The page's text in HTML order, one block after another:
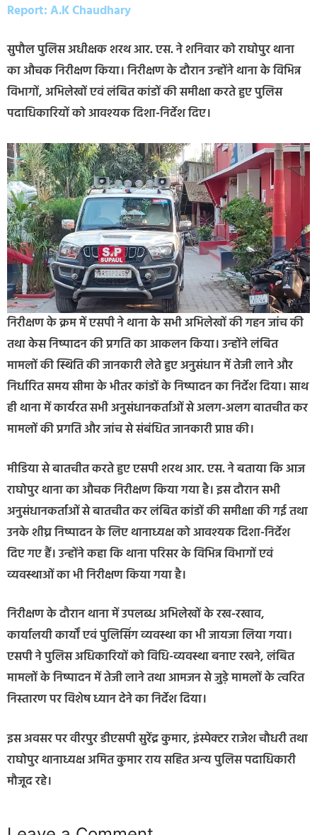
Report: A.K Chaudhary
सुपौल पुलिस अधीक्षक शरथ आर. एस. ने शनिवार को राघोपुर थाना
का औचक निरीक्षण किया। निरीक्षण के दौरान उन्होंने थाना के विभिन्न
विभागों, अभिलेखों एवं लंबित कांडों की समीक्षा करते हुए पुलिस
पदाधिकारियों को आवश्यक दिशा-निर्देश दिए।
निरीक्षण के क्रम में एसपी ने थाना के सभी अभिलेखों की गहन जांच की
तथा केस निष्पादन की प्रगति का आकलन किया। उन्होंने लंबित
मामलों की स्थिति की जानकारी लेते हुए अनुसंधान में तेजी लाने और
निर्धारित समय सीमा के भीतर कांडों के निष्पादन का निर्देश दिया। साथ
ही थाना में कार्यरत सभी अनुसंधानकर्ताओं से अलग-अलग बातचीत कर
मामलों की प्रगति और जांच से संबंधित जानकारी प्राप्त की।
मीडिया से बातचीत करते हुए एसपी शरथ आर. एस. ने बताया कि आज
राघोपुर थाना का औचक निरीक्षण किया गया है। इस दौरान सभी
अनुसंधानकर्ताओं से बातचीत कर लंबित कांडों की समीक्षा की गई तथा
उनके शीघ्र निष्पादन के लिए थानाध्यक्ष को आवश्यक दिशा-निर्देश
दिए गए हैं। उन्होंने कहा कि थाना परिसर के विभिन्न विभागों एवं
व्यवस्थाओं का भी निरीक्षण किया गया है।
निरीक्षण के दौरान थाना में उपलब्ध अभिलेखों के रख-रखाव,
कार्यालयी कार्यों एवं पुलिसिंग व्यवस्था का भी जायजा लिया गया।
एसपी ने पुलिस अधिकारियों को विधि-व्यवस्था बनाए रखने, लंबित
मामलों के निष्पादन में तेजी लाने तथा आमजन से जुड़े मामलों के त्वरित
निस्तारण पर विशेष ध्यान देने का निर्देश दिया।
इस अवसर पर वीरपुर डीएसपी सुरेंद्र कुमार, इंस्पेक्टर राजेश चौधरी तथा
राघोपुर थानाध्यक्ष अमित कुमार राय सहित अन्य पुलिस पदाधिकारी
मौजूद रहे।